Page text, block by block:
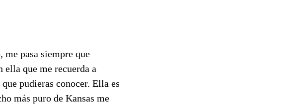
me pasa siempre que
ella que me recuerda a
pudieras conocer. Ella es
más puro de Kansas me